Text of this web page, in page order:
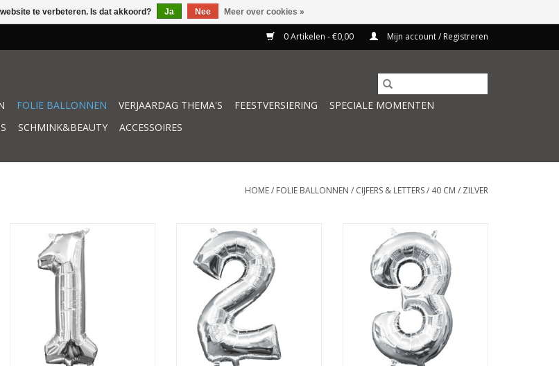
0 Artikelen - €0,00 Mijn account / Registreren
FOLIE BALLONNEN VERJAARDAG THEMA'S FEESTVERSIERING
SPECIALE MOMENTEN
SCHMINK&BEAUTY ACCESSOIRES
HOME/ FOLIE BALLONNEN / CIJFERS & LETTERS/ 40 CM / ZILVER
Folieballon zilver cijfer 1 40 cm
TOEVOEGEN AAN WINKELWAGEN
Folieballon zilver cijfer 2 40 cm
TOEVOEGEN AAN WINKELWAGEN
Folieballon zilver cijfer 3 40 cm
TOEVOEGEN AAN WINKELWAGEN
te verbeteren. Is dat akkoord? Ja Nee Meer over cookies »